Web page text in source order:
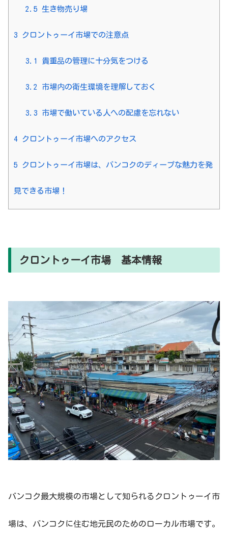
2.5 生き物売り場
3 クロントゥーイ市場での注意点
3.1 貴重品の管理に十分気をつける
3.2 市場内の衛生環境を理解しておく
3.3 市場で働いている人への配慮を忘れない
4 クロントゥーイ市場へのアクセス
5 クロントゥーイ市場は、バンコクのディープな魅力を発
見できる市場！
クロントゥーイ市場 基本情報
バンコク最大規模の市場として知られるクロントゥーイ市
場は、バンコクに住む地元民のためのローカル市場です。